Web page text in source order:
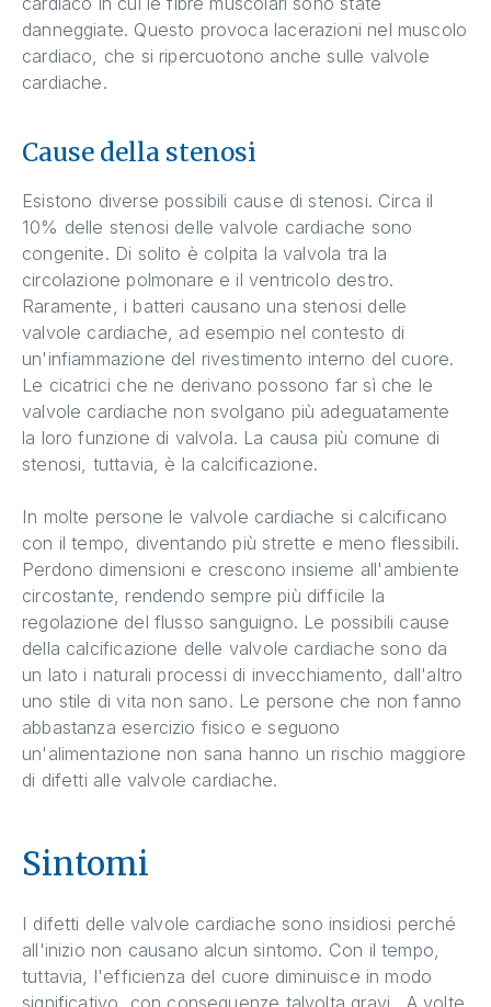
danneggiate. Questo provoca lacerazioni nel muscolo
cardiaco, che si ripercuotono anche sulle valvole
cardiache.
Cause della stenosi
Esistono diverse possibili cause di stenosi. Circa il
10% delle stenosi delle valvole cardiache sono
congenite. Di solito è colpita la valvola tra la
circolazione polmonare e il ventricolo destro.
Raramente, i batteri causano una stenosi delle
valvole cardiache, ad esempio nel contesto di
un'infiammazione del rivestimento interno del cuore.
Le cicatrici che ne derivano possono far sì che le
valvole cardiache non svolgano più adeguatamente
la loro funzione di valvola. La causa più comune di
stenosi, tuttavia, è la calcificazione.
In molte persone le valvole cardiache si calcificano
con il tempo, diventando più strette e meno flessibili.
Perdono dimensioni e crescono insieme all'ambiente
circostante, rendendo sempre più difficile la
regolazione del flusso sanguigno. Le possibili cause
della calcificazione delle valvole cardiache sono da
un lato i naturali processi di invecchiamento, dall'altro
uno stile di vita non sano. Le persone che non fanno
abbastanza esercizio fisico e seguono
un'alimentazione non sana hanno un rischio maggiore
di difetti alle valvole cardiache.
Sintomi
I difetti delle valvole cardiache sono insidiosi perché
all'inizio non causano alcun sintomo. Con il tempo,
tuttavia, l'efficienza del cuore diminuisce in modo